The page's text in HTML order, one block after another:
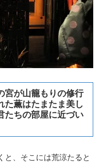
宮が山籠もりの修行
た薫はたまたま美し
たちの部屋に近づい
と、そこには荒涼たると